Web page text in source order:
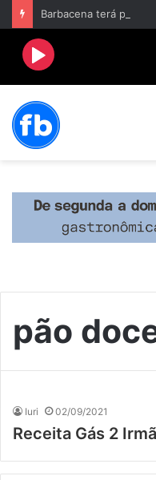
pão
Iuri 02/09/2021
Receita Gás 2